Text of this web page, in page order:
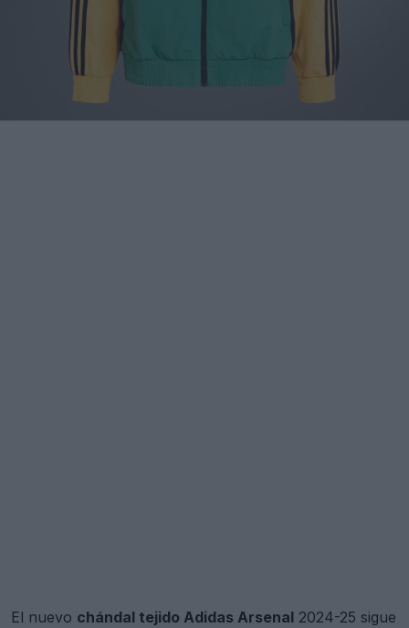
El nuevo chándal tejido Adidas Arsenal 2024-25 sigue